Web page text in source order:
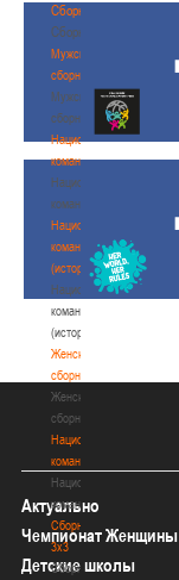
Сборные
Сборные
Мужские
сборные
Мужские
сборные
Национальная
команда
Национальная
команда
Национальная
команда
(история)
Национальная
команда
(история)
Женские
сборные
Женские
сборные
Национальная
команда
Национальная
команда
Сборные
3х3
Сборные
Актуально
Чемпионат Женщины
Детские школы